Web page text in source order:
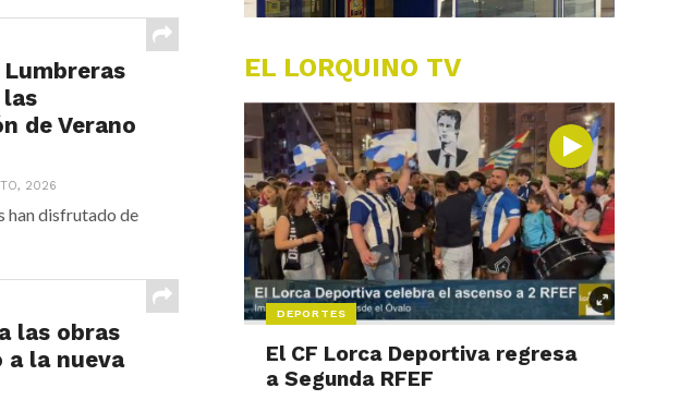
de Verano
2026
han disfrutado de
las obras
la nueva
EL LORQUINO TV
DEPORTES
El CF Lorca Deportiva regresa
a Segunda RFEF